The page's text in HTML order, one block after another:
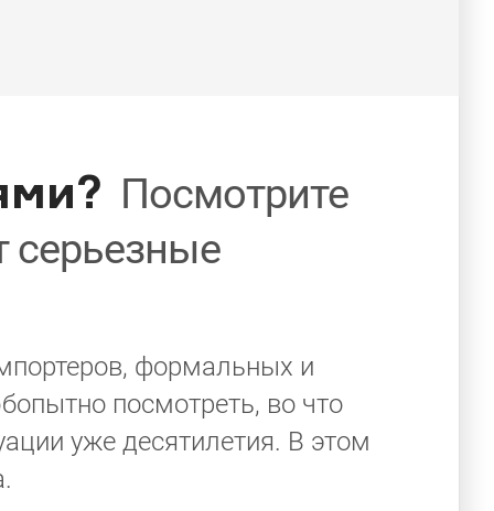
Посмотрите
серьезные
формальных и
посмотреть, во что
уже десятилетия. В этом